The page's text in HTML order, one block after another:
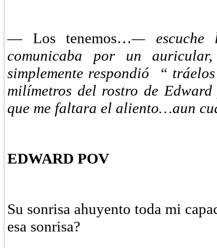
— Los tenemos…— escuche
comunicaba por un
simplemente respondió “
milímetros del rostro de
que me faltara el aliento…aun
EDWARD POV
Su sonrisa ahuyento toda mi
esa sonrisa?